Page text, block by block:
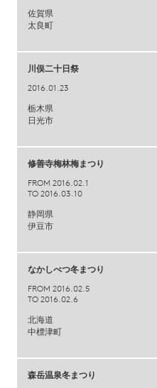
佐賀県
太良町
川俣二十日祭
2016.01.23
栃木県
日光市
修善寺梅林梅まつり
FROM 2016.02.1
TO 2016.03.10
静岡県
伊豆市
なかしべつ冬まつり
FROM 2016.02.5
TO 2016.02.6
北海道
中標津町
森岳温泉冬まつり